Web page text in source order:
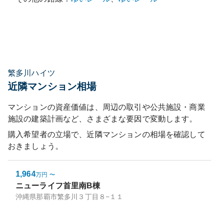
繁多川ハイツ
近隣マンション相場
マンションの資産価値は、周辺の取引や公共施設・商業
施設の建築計画など、さまざまな要因で変動します。
購入希望者の立場で、近隣マンションの相場を確認して
おきましょう。
1,964万円 〜
ニューライフ首里南B棟
沖縄県那覇市繁多川３丁目８−１１